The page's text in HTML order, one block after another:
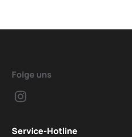
Folge uns
Service-Hotline